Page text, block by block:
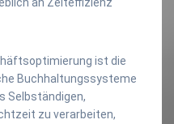
ist die
Buchhaltungssysteme
Selbständigen,
zu verarbeiten,